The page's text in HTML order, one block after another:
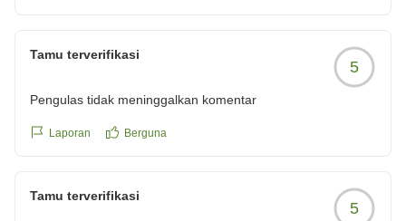
Tamu terverifikasi
5
Pengulas tidak meninggalkan komentar
Laporan Berguna
Tamu terverifikasi
5